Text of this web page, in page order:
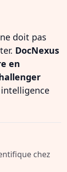
doit pas
DocNexus
en
chez